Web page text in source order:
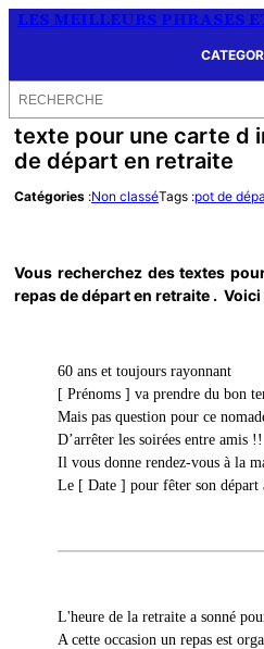
LES MEILLEURS PHRASES
texte pour une carte d
de départ en retraite
Catégories :Non classéTags :pot de
Vous recherchez des textes
repas de départ en retraite .
60 ans et toujours rayonnant
[ Prénoms ] va prendre du bon
Mais pas question pour ce
D’arrêter les soirées entre amis !!
Il vous donne rendez-vous à la
Le [ Date ] pour fêter son départ
L'heure de la retraite a sonné
A cette occasion un repas est